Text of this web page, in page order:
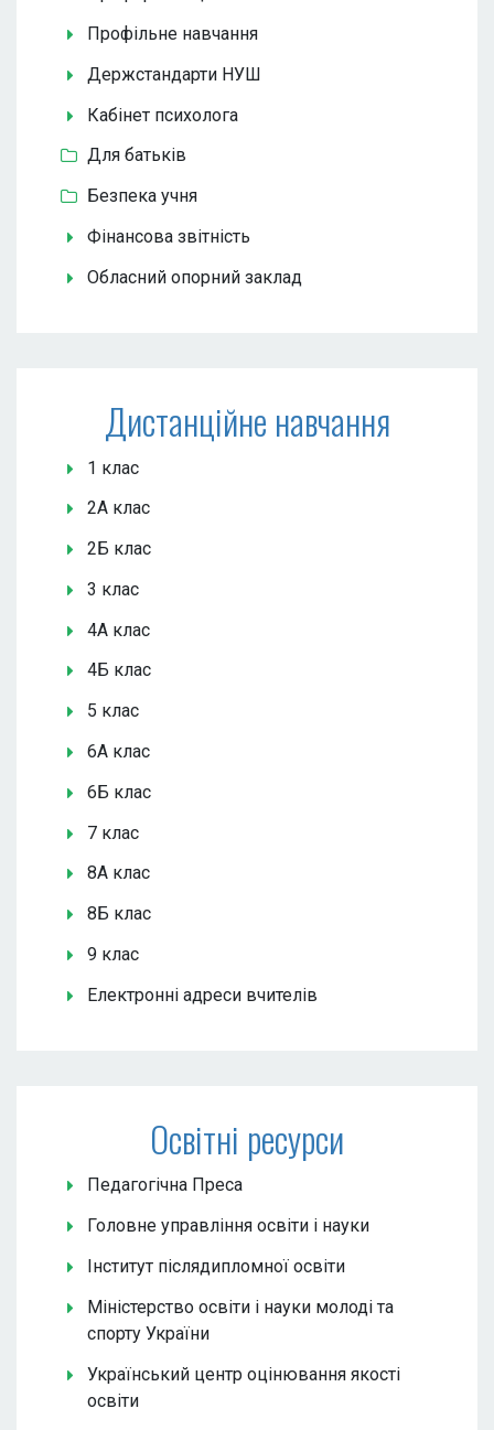
Профільне навчання
Держстандарти НУШ
Кабінет психолога
Для батьків
Безпека учня
Фінансова звітність
Обласний опорний заклад
Дистанційне навчання
1 клас
2А клас
2Б клас
3 клас
4А клас
4Б клас
5 клас
6А клас
6Б клас
7 клас
8А клас
8Б клас
9 клас
Електронні адреси вчителів
Освітні ресурси
Педагогічна Преса
Головне управління освіти і науки
Інститут післядипломної освіти
Міністерство освіти і науки молоді та
спорту України
Український центр оцінювання якості
освіти